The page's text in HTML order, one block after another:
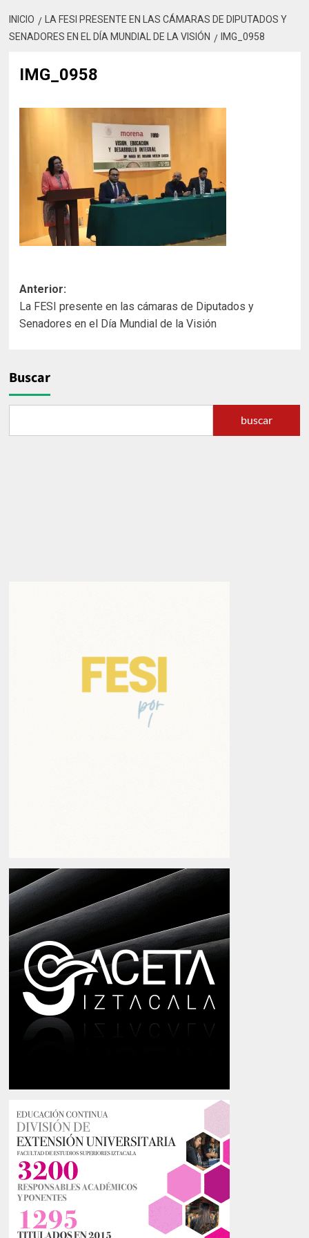
INICIO
LA FESI PRESENTE EN LAS CÁMARAS DE DIPUTADOS Y
SENADORES EN EL DÍA MUNDIAL DE LA VISIÓN
IMG_0958
IMG_0958
Navegación
de
Anterior:
La FESI presente en las cámaras de Diputados y
Senadores en el Día Mundial de la Visión
Buscar
buscar